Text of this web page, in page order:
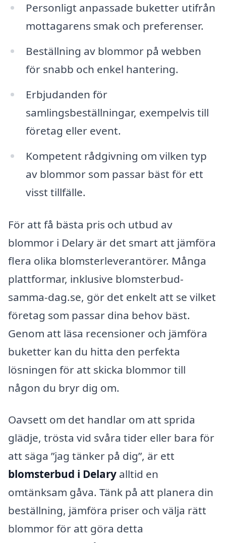
Personligt anpassade buketter utifrån
mottagarens smak och preferenser.
Beställning av blommor på webben
för snabb och enkel hantering.
Erbjudanden för
samlingsbeställningar, exempelvis till
företag eller event.
Kompetent rådgivning om vilken typ
av blommor som passar bäst för ett
visst tillfälle.
För att få bästa pris och utbud av
blommor i Delary är det smart att jämföra
flera olika blomsterleverantörer. Många
plattformar, inklusive blomsterbud-
samma-dag.se, gör det enkelt att se vilket
företag som passar dina behov bäst.
Genom att läsa recensioner och jämföra
buketter kan du hitta den perfekta
lösningen för att skicka blommor till
någon du bryr dig om.
Oavsett om det handlar om att sprida
glädje, trösta vid svåra tider eller bara för
att säga ”jag tänker på dig”, är ett
blomsterbud i Delary alltid en
omtänksam gåva. Tänk på att planera din
beställning, jämföra priser och välja rätt
blommor för att göra detta